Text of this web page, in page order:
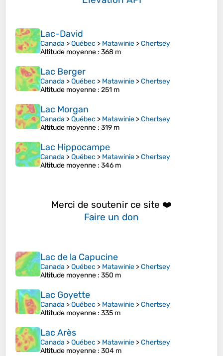
Lac-David
Canada >Québec > Matawinie >Chertsey
Altitude moyenne : 368 m
Lac Berger
Canada >Québec > Matawinie >Chertsey
Altitude moyenne : 251 m
Lac Morgan
Canada >Québec > Matawinie >Chertsey
Altitude moyenne : 319 m
Lac Hippocampe
Canada >Québec > Matawinie >Chertsey
Altitude moyenne : 346 m
Merci de soutenir ce site ❤️
Faire un don
Lac de la Capucine
Canada >Québec > Matawinie >Chertsey
Altitude moyenne : 350 m
Lac Goyette
Canada >Québec > Matawinie >Chertsey
Altitude moyenne : 335 m
Lac Arès
Canada >Québec > Matawinie >Chertsey
Altitude moyenne : 304 m